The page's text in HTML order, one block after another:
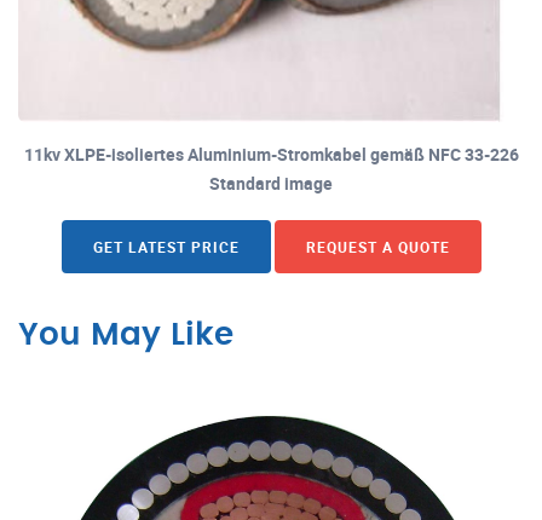
11kv XLPE-isoliertes Aluminium-Stromkabel gemäß NFC 33-226
Standard image
GET LATEST PRICE REQUEST A QUOTE
You May Like